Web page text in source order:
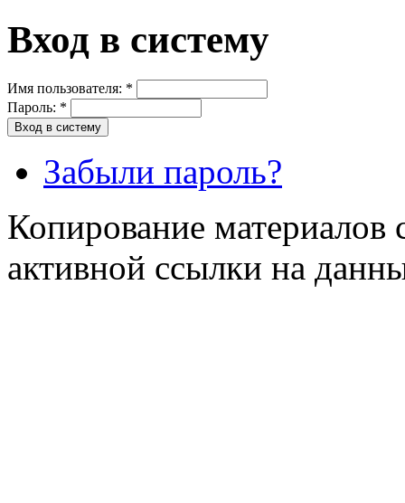
Вход в систему
Имя пользователя: *
Пароль: *
Забыли пароль?
Копирование материалов
активной ссылки на